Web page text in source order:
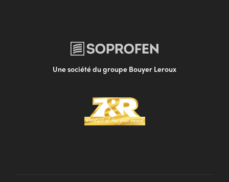
Une société du groupe Bouyer Leroux